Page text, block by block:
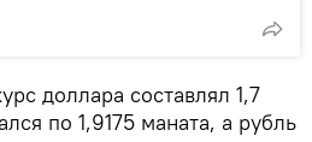
доллара составлял 1,7
по 1,9175 маната, а рубль